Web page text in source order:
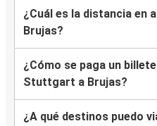
¿Cuál es la distancia en
Brujas?
¿Cómo se paga un
Stuttgart a Brujas?
¿A qué destinos puedo